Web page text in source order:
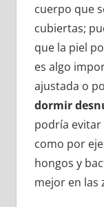
cuerpo que
cubiertas;
que la piel
es algo
ajustada o
dormir
podría
como por
hongos y
mejor en las